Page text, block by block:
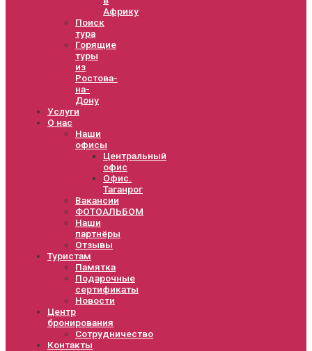
Африку
Поиск
тура
Горящие
туры
из
Ростова-
на-
Дону
Услуги
О нас
Наши
офисы
Центральный
офис
Офис.
Таганрог
Вакансии
ФОТОАЛЬБОМ
Наши
партнёры
Отзывы
Туристам
Памятка
Подарочные
сертификаты
Новости
Центр
бронирования
Сотрудничество
Контакты